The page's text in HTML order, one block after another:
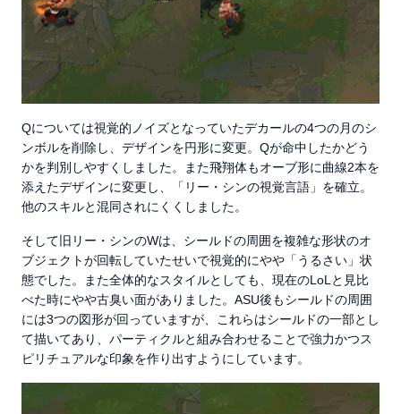
Qについては視覚的ノイズとなっていたデカールの4つの月のシ
ンボルを削除し、デザインを円形に変更。Qが命中したかどう
かを判別しやすくしました。また飛翔体もオーブ形に曲線2本を
添えたデザインに変更し、「リー・シンの視覚言語」を確立。
他のスキルと混同されにくくしました。
そして旧リー・シンのWは、シールドの周囲を複雑な形状のオ
ブジェクトが回転していたせいで視覚的にやや「うるさい」状
態でした。また全体的なスタイルとしても、現在のLoLと見比
べた時にやや古臭い面がありました。ASU後もシールドの周囲
には3つの図形が回っていますが、これらはシールドの一部とし
て描いてあり、パーティクルと組み合わせることで強力かつス
ピリチュアルな印象を作り出すようにしています。